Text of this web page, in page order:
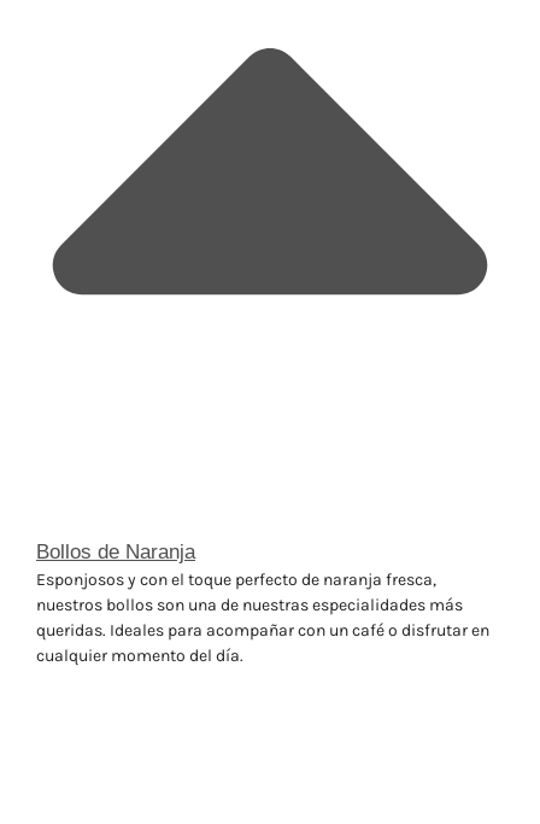
Bollos de Naranja
Esponjosos y con el toque perfecto de naranja fresca,
nuestros bollos son una de nuestras especialidades más
queridas. Ideales para acompañar con un café o disfrutar en
cualquier momento del día.